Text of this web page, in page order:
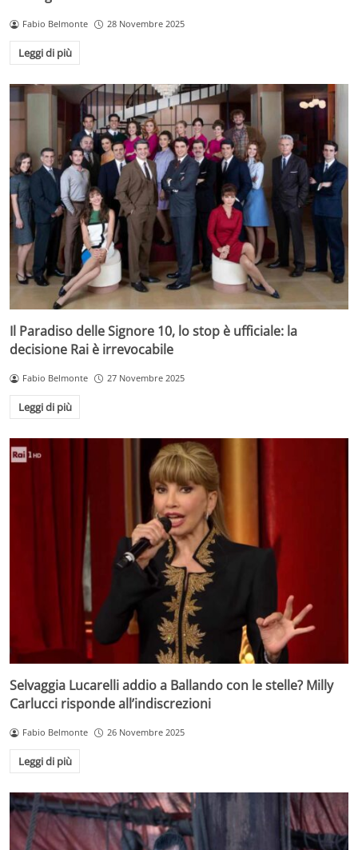
Fabio Belmonte 28 Novembre 2025
Leggi di più
Il Paradiso delle Signore 10, lo stop è ufficiale: la
decisione Rai è irrevocabile
Fabio Belmonte 27 Novembre 2025
Leggi di più
Selvaggia Lucarelli addio a Ballando con le stelle? Milly
Carlucci risponde all’indiscrezioni
Fabio Belmonte 26 Novembre 2025
Leggi di più